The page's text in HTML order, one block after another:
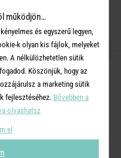
TOVÁBBI
működjön…
és egyszerű legyen,
k olyan kis fájlok, melyeket
A nélkülözhetetlen sütik
Köszönjük, hogy az
a marketing sütik
fejlesztéséhez. Bővebben a
olvashatsz
el